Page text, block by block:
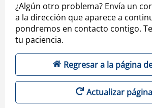
¿Algún otro problema? Envía un
a la dirección que aparece a
pondremos en contacto contigo.
tu paciencia.
Regresar a la página
Actualizar página